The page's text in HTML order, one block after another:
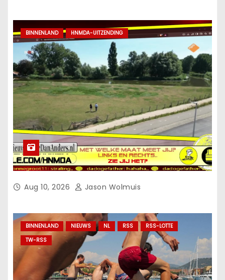
BINNENLAND HNMDA-UITZENDING
Aug 10, 2026 Jason Wolmuis
BINNENLAND NIEUWS NL RSS
RSS-LOTTE
TW-RSS